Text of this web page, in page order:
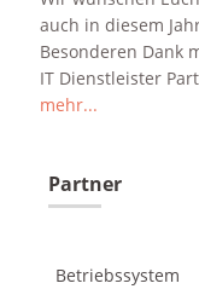
auch in diesem
Besonderen Dank
IT Dienstleister
mehr...
Partner
Betriebssystem